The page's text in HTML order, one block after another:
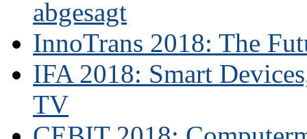
abgesagt
InnoTrans 2018: The
IFA 2018: Smart
TV